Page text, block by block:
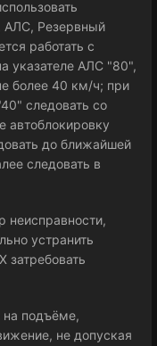
Резервный
работать с
указателе АЛС "80",
более 40 км/ч; при
следовать со
автоблокировку
до ближайшей
следовать в
неисправности,
устранить
затребовать
на подъёме,
не допуская